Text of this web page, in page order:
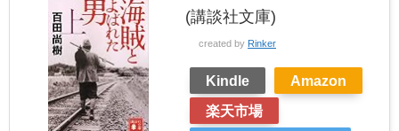
(講談社文庫)
created by Rinker
Kindle
Amazon
楽天市場